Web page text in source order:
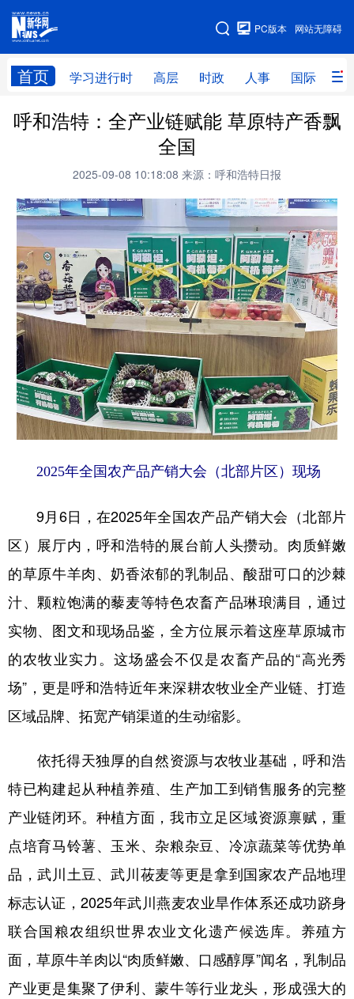
网站无障碍
PC版本
首页 学习进行时 高层 时政 人事 国际 财
网站地图
学习进行时 高层 时政 人事
全球连线
科技 科创 量子 体育
文化 书画 健康 军事
访谈 视频 图片 政务
法律 中央文件 金融 汽车
食品 人居 信息化 数字经济
学术中国 乡村振兴 银龄 溯源中国
城市 旅游 能源 会展
文化产业
地方频道
北京 天津 河北 山西
浙江 安徽 福建 江西
山东 河南 湖北
四川 贵州 云南 西藏
陕西 甘肃 青海 宁夏
新疆 内蒙古 黑龙江
多语种频道
English Español Français عربى
呼和浩特：全产业链赋能 草原特产香飘
全国
2025-09-08 10:18:08 来源：呼和浩特日报
2025年全国农产品产销大会（北部片区）现场
9月6日，在2025年全国农产品产销大会（北部片
区）展厅内，呼和浩特的展台前人头攒动。肉质鲜嫩
的草原牛羊肉、奶香浓郁的乳制品、酸甜可口的沙棘
汁、颗粒饱满的藜麦等特色农畜产品琳琅满目，通过
实物、图文和现场品鉴，全方位展示着这座草原城市
的农牧业实力。这场盛会不仅是农畜产品的“高光秀
场”，更是呼和浩特近年来深耕农牧业全产业链、打造
区域品牌、拓宽产销渠道的生动缩影。
依托得天独厚的自然资源与农牧业基础，呼和浩
特已构建起从种植养殖、生产加工到销售服务的完整
产业链闭环。种植方面，我市立足区域资源禀赋，重
点培育马铃薯、玉米、杂粮杂豆、冷凉蔬菜等优势单
品，武川土豆、武川莜麦等更是拿到国家农产品地理
标志认证，2025年武川燕麦农业旱作体系还成功跻身
联合国粮农组织世界农业文化遗产候选库。养殖方
面，草原牛羊肉以“肉质鲜嫩、口感醇厚”闻名，乳制品
产业更是集聚了伊利、蒙牛等行业龙头，形成强大的